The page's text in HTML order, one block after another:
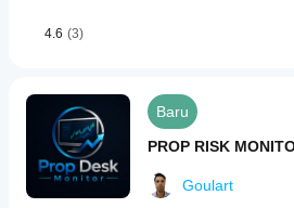
4.6 (3)
Baru
PROP RISK
Goulart